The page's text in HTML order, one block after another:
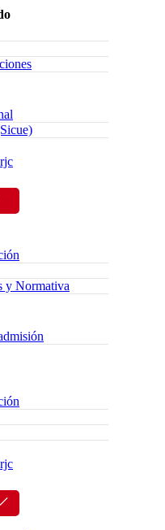
y Normativa